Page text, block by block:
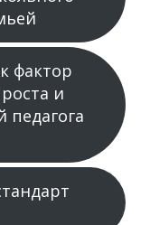
фактор
и
педагога